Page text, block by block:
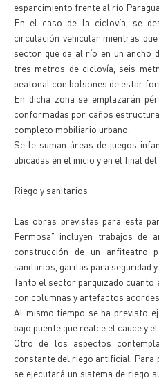
esparcimiento frente al río
En el caso de la ciclovía, se
circulación vehicular mientras
sector que da al río en un ancho
tres metros de ciclovía, seis
peatonal con bolsones de estar
En dicha zona se emplazarán
conformadas por caños
completo mobiliario urbano.
Se le suman áreas de juegos
ubicadas en el inicio y en el final del
Riego y sanitarios
Las obras previstas para esta
Fermosa" incluyen trabajos de
construcción de un anfiteatro
sanitarios, garitas para seguridad
Tanto el sector parquizado cuanto
con columnas y artefactos
Al mismo tiempo se ha previsto
bajo puente que realce el cauce y
Otro de los aspectos
constante del riego artificial. Para
se ejecutará un sistema de riego